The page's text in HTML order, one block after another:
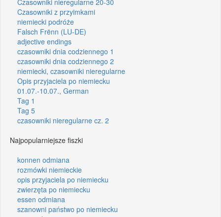
Czasowniki z przyimkami
niemiecki podróże
Falsch Frënn (LU-DE)
adjective endings
czasowniki dnia codziennego 1
czasowniki dnia codziennego 2
niemiecki, czasowniki nieregularne
Opis przyjaciela po niemiecku
01.07.-10.07., German
Tag 1
Tag 5
czasowniki nieregularne cz. 2
Najpopularniejsze fiszki
konnen odmiana
rozmówki niemieckie
opis przyjaciela po niemiecku
zwierzęta po niemiecku
essen odmiana
szanowni państwo po niemiecku